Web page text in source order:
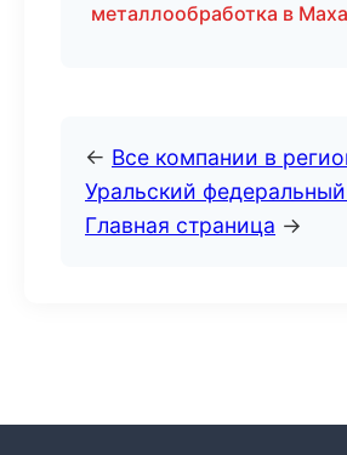
металлообработка в
← Все компании в
Уральский
Главная страница →